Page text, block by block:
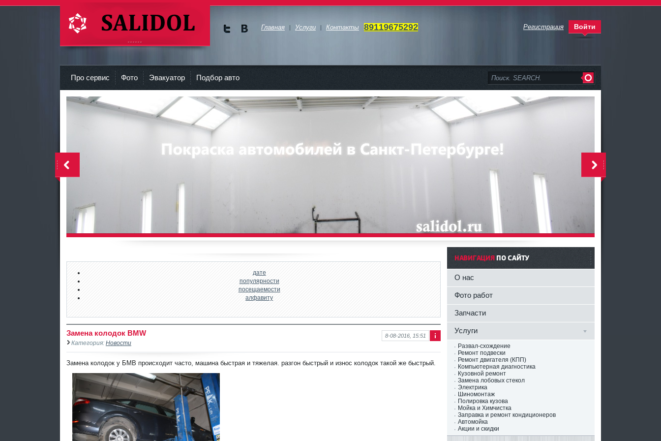
СТО Салидол | salidol в СПб и ЛО
Регистрация Войти
Главная Услуги Контакты 89119675292
Про сервис Фото Эвакуатор Подбор авто
дате
популярности
посещаемости
алфавиту
фо
рм
аци
8-08-2016, 15:51
Замена колодок BMW
Категория: Новости
Замена колодок у БМВ происходит часто, машина быстрая и тяжелая. разгон быстрый и износ колодок такой же быстрый.
НАВИГАЦИЯПО САЙТУ
О нас
Фото работ
Запчасти
Услуги
Развал-схождение
Ремонт подвески
Ремонт двигателя (КПП)
Компьютерная диагностика
Кузовной ремонт
Замена лобовых стекол
Электрика
Шиномонтаж
Полировка кузова
Мойка и Химчистка
Заправка и ремонт кондиционеров
Автомойка
Акции и скидки